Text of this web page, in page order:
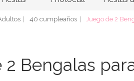
40 cumpleaños Juego de 2
2 Bengalas